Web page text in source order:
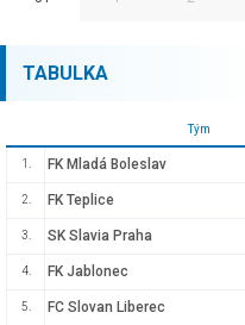
TABULKA
Tým
1. FK Mladá Boleslav
2. FK Teplice
3. SK Slavia Praha
4. FK Jablonec
5. FC Slovan Liberec